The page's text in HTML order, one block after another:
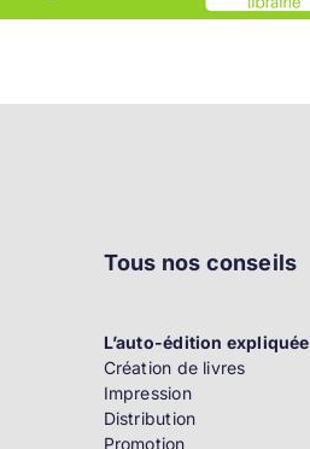
Tous nos conseils
L’auto-édition expliquée
Création de livres
Impression
Distribution
Promotion